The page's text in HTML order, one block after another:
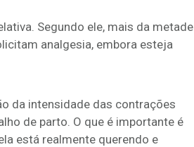
Segundo ele, mais da metade
analgesia, embora esteja
da intensidade das contrações
de parto. O que é importante é
está realmente querendo e